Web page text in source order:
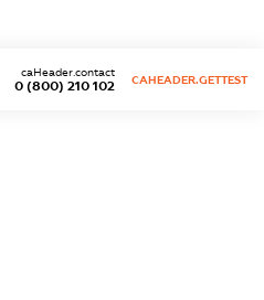
0 (800) 210 102
caHeader.contact
CAHEADER.GETTEST